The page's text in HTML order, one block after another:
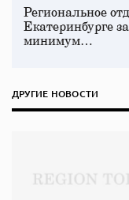
Региональное
Екатеринбурге
минимум…
ДРУГИЕ НОВОСТИ